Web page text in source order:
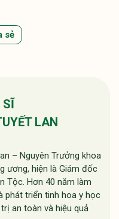
sẻ
SĨ
LAN
– Nguyên Trưởng khoa
ương, hiện là Giám đốc
Tộc. Hơn 40 năm làm
phát triển tinh hoa y học
an toàn và hiệu quả